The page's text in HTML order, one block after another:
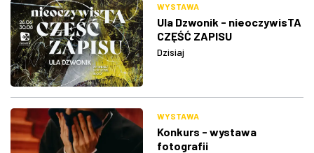
WYSTAWA
Ula Dzwonik - nieoczywisTA
CZĘŚĆ ZAPISU
Dzisiaj
WYSTAWA
Konkurs - wystawa
fotografii